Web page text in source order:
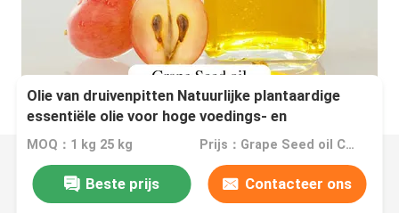
Olie van druivenpitten Natuurlijke plantaardige
essentiële olie voor hoge voedings- en
therapeutische effecten
MOQ：1 kg 25 kg Prijs：Grape Seed oil CAS:8024-22-4
Beste prijs Contacteer ons